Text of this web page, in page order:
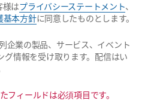
様はプライバシーステートメント、
基本方針に同意したものとします。
企業の製品、サービス、イベント
グ情報を受け取ります。配信はい
フィールドは必須項目です。